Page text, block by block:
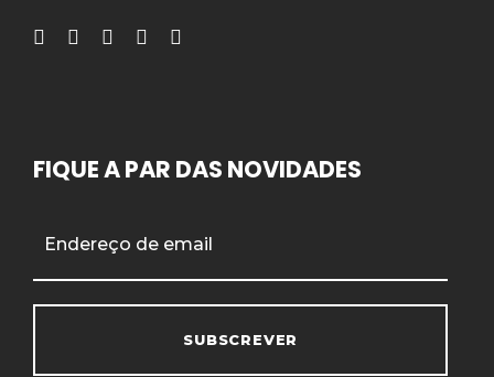
FIQUE A PAR DAS NOVIDADES